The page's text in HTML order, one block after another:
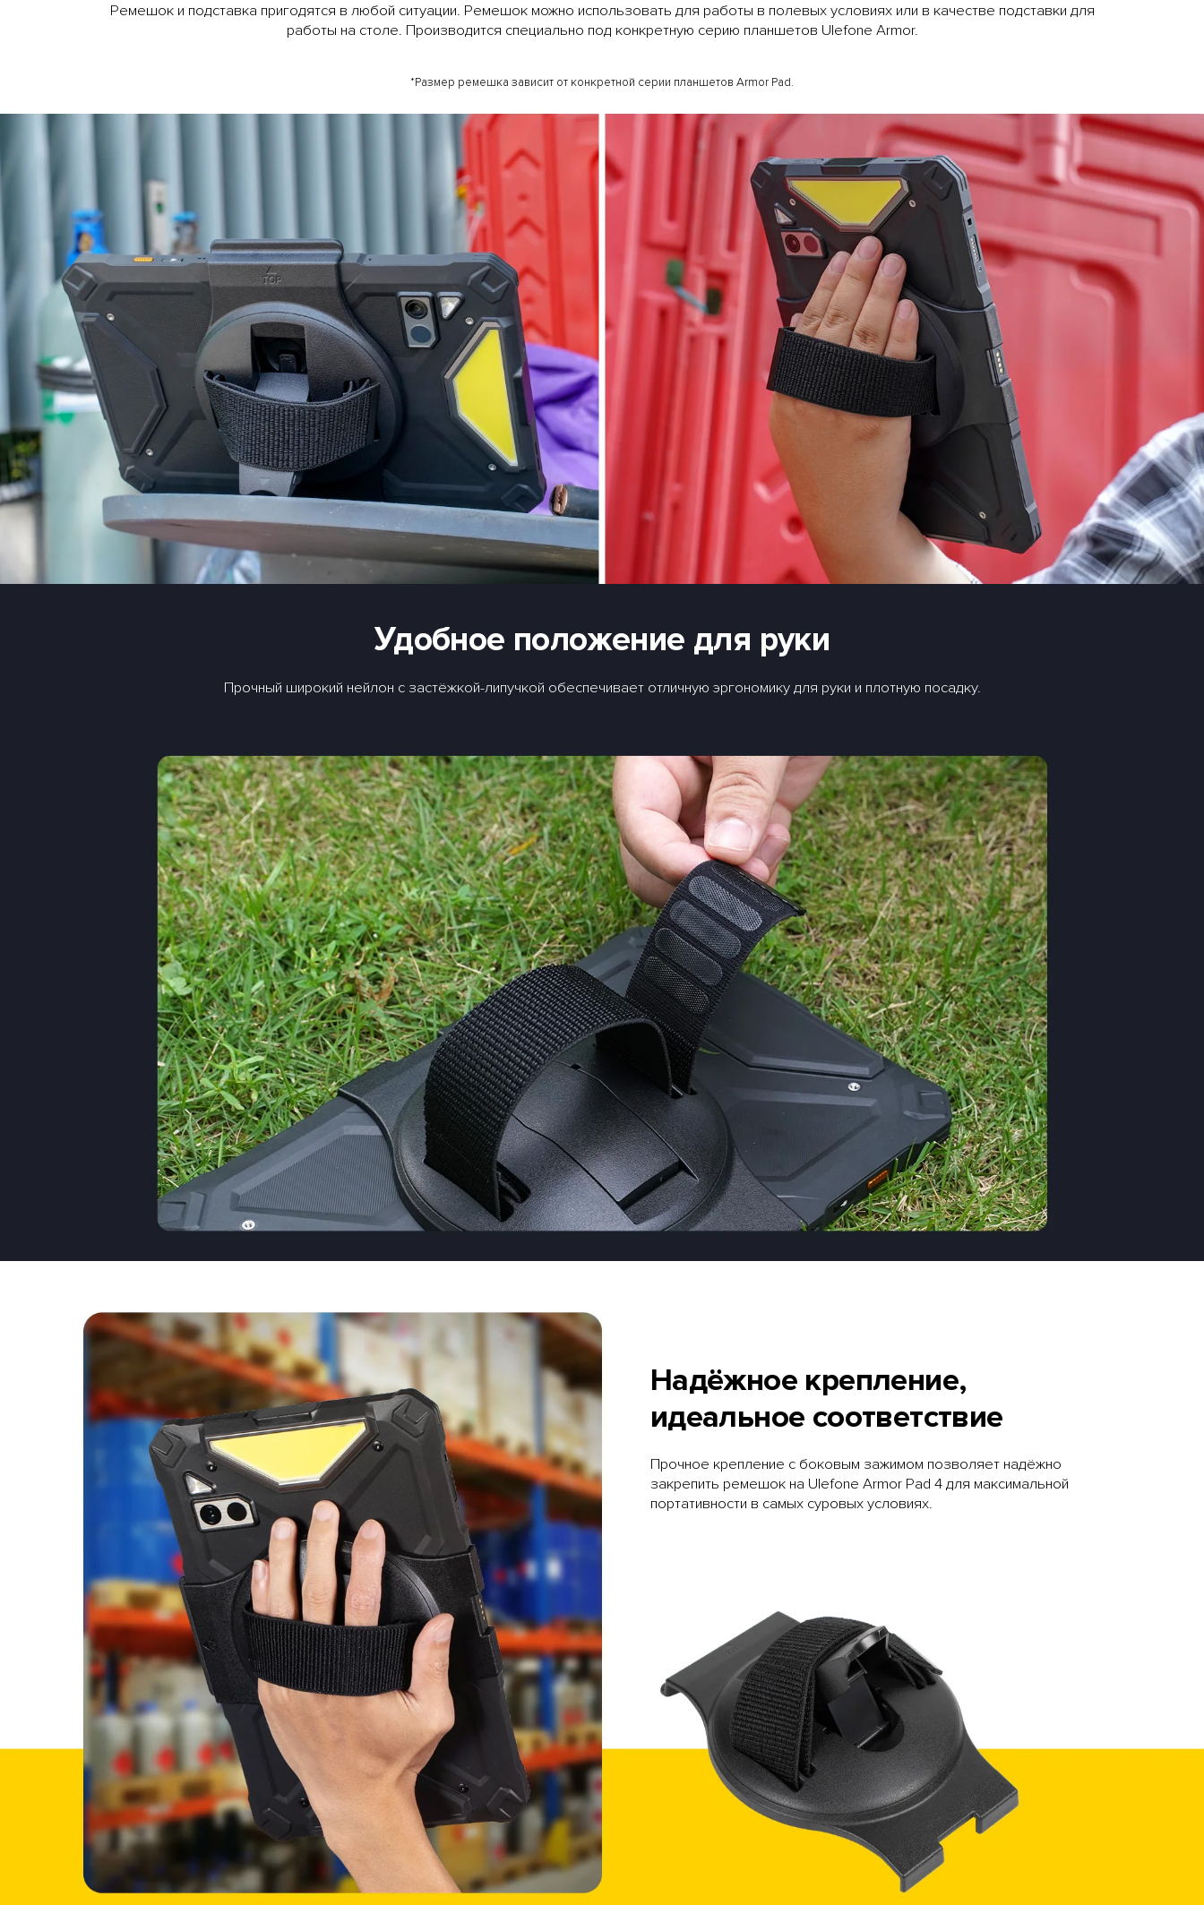
Ремешок и подставка пригодятся в любой ситуации. Ремешок можно использовать для работы в полевых условиях или в качестве подставки для
работы на столе. Производится специально под конкретную серию планшетов Ulefone Armor.
*Размер ремешка зависит от конкретной серии планшетов Armor Pad.
Удобное положение для руки
Прочный широкий нейлон с застёжкой-липучкой обеспечивает отличную эргономику для руки и плотную посадку.
Надёжное крепление,
идеальное соответствие
Прочное крепление с боковым зажимом позволяет надёжно
закрепить ремешок на Ulefone Armor Pad 4 для максимальной
портативности в самых суровых условиях.